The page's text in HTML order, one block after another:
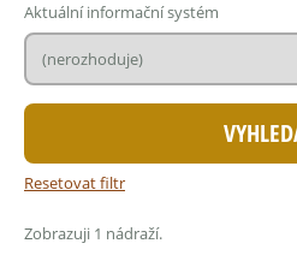
Aktuální informační systém
Resetovat filtr
Zobrazuji 1 nádraží.